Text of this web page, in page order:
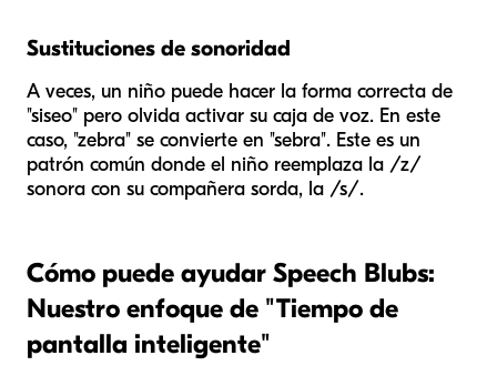
Sustituciones de sonoridad
A veces, un niño puede hacer la forma correcta de
"siseo" pero olvida activar su caja de voz. En este
caso, "zebra" se convierte en "sebra". Este es un
patrón común donde el niño reemplaza la /z/
sonora con su compañera sorda, la /s/.
Cómo puede ayudar Speech Blubs:
Nuestro enfoque de "Tiempo de
pantalla inteligente"